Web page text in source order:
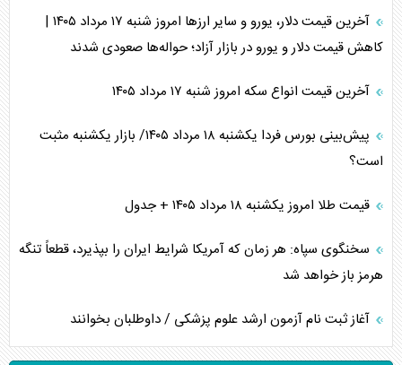
آخرین قیمت دلار، یورو و سایر ارز‌ها امروز شنبه ۱۷ مرداد ۱۴۰۵ |
کاهش قیمت دلار و یورو در بازار آزاد؛ حواله‌ها صعودی شدند
آخرین قیمت انواع سکه امروز شنبه ۱۷ مرداد ۱۴۰۵
پیش‌بینی بورس فردا یکشنبه ۱۸ مرداد ۱۴۰۵/ بازار یکشنبه مثبت
است؟
قیمت طلا امروز یکشنبه ۱۸ مرداد ۱۴۰۵ + جدول
سخنگوی سپاه: هر زمان که آمریکا شرایط ایران را بپذیرد، قطعاً تنگه
هرمز باز خواهد شد
آغاز ثبت نام آزمون ارشد علوم پزشکی / داوطلبان بخوانند